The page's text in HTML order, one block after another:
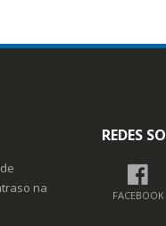
na
REDES
FACEBOOK